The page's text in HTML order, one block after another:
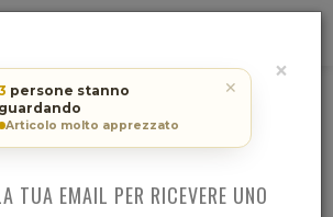
SEIKO 5 SPORTS
persone stanno
guardando
Articolo molto apprezzato
✕
×
SCONTO SUL TUO
ACQUISTO!
TUA EMAIL PER RICEVERE UNO